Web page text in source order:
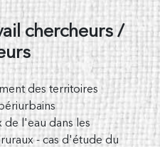
chercheurs /
des territoires
de l'eau dans les
- cas d'étude du